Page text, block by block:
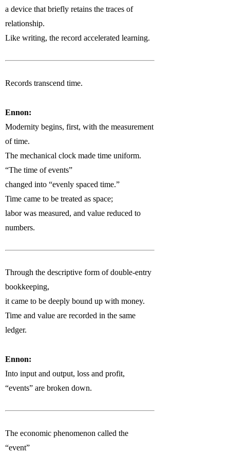
a device that briefly retains the traces of
relationship.
Like writing, the record accelerated learning.
Records transcend time.
Ennon:
Modernity begins, first, with the measurement
of time.
The mechanical clock made time uniform.
“The time of events”
changed into “evenly spaced time.”
Time came to be treated as space;
labor was measured, and value reduced to
numbers.
Through the descriptive form of double-entry
bookkeeping,
it came to be deeply bound up with money.
Time and value are recorded in the same
ledger.
Ennon:
Into input and output, loss and profit,
“events” are broken down.
The economic phenomenon called the
“event”